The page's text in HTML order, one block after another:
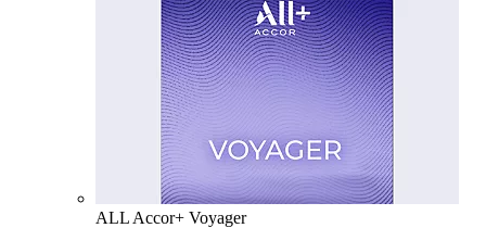
ALL Accor+ Voyager